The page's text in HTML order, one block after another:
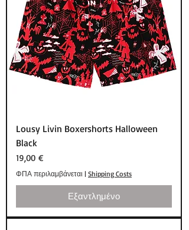
Lousy Livin Boxershorts Halloween
Black
Τιμή
19,00 €
ΦΠΑ περιλαμβάνεται | Shipping Costs
Εξαντλημένο